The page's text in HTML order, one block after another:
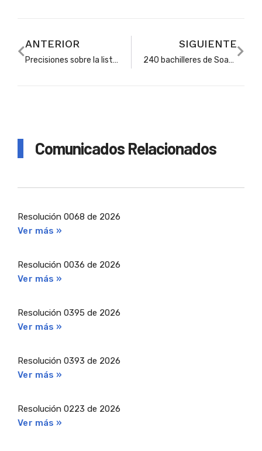
ANTERIOR
Precisiones sobre la lista de retén social para proveer cargos de docentes y directivos docentes en Soacha
SIGUIENTE
240 bachilleres de Soacha estudiarán gratis una carrera universitaria a partir del próximo año
Comunicados Relacionados
Resolución 0068 de 2026
Ver más »
Resolución 0036 de 2026
Ver más »
Resolución 0395 de 2026
Ver más »
Resolución 0393 de 2026
Ver más »
Resolución 0223 de 2026
Ver más »